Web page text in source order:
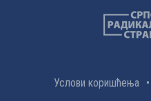
Услови коришћења •